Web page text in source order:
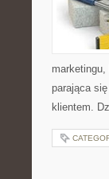
parająca
klientem.